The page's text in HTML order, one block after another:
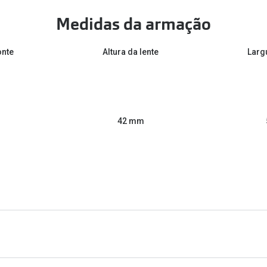
Medidas da armação
Altura da lente
42 mm